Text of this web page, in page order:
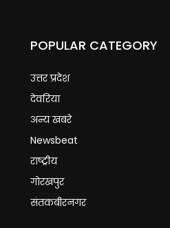
POPULAR CATEGORY
उत्तर प्रदेश
देवरिया
अन्य खबरे
Newsbeat
राष्ट्रीय
गोरखपुर
संतकबीरनगर